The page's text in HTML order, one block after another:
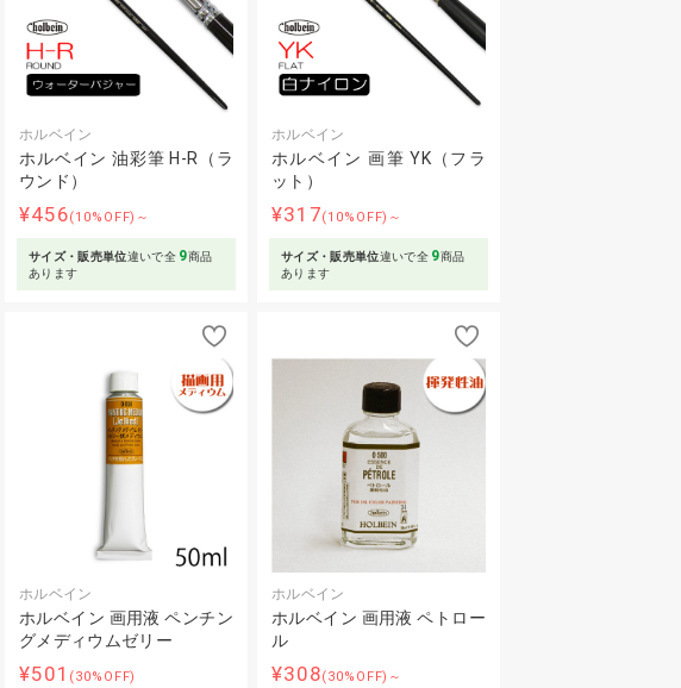
ホルベイン
ホルベイン 油彩筆 H-R（ラ
ウンド）
¥456(10%OFF)～
サイズ・販売単位違いで全 9商品
あります
ホルベイン
ホルベイン 画筆 YK（フラ
ット）
¥317(10%OFF)～
サイズ・販売単位違いで全 9商品
あります
ホルベイン
ホルベイン 画用液 ペンチン
グメディウムゼリー
¥501 (30%OFF)
ホルベイン
ホルベイン 画用液 ペトロー
ル
¥308(30%OFF)～